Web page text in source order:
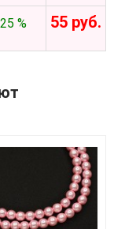
25 % 55 руб.